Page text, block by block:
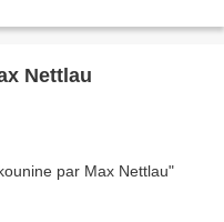
Nettlau